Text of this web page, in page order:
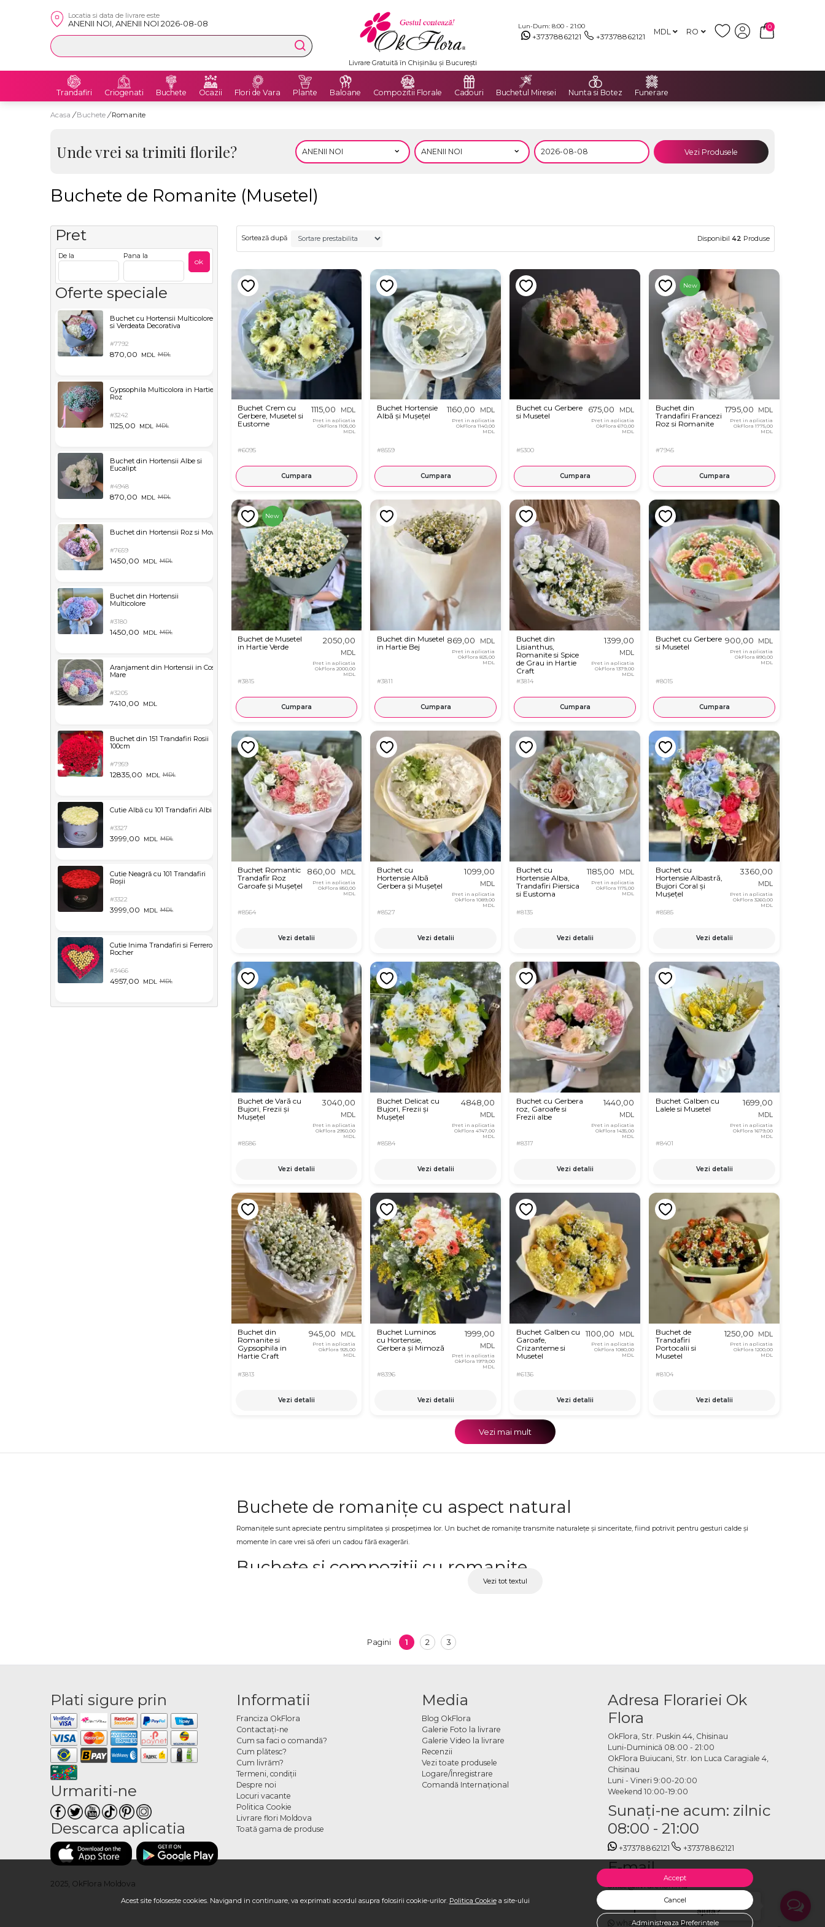
Acest site foloseste cookies. Navigand in continuare, va exprimati acordul asupra folosirii cookie-urilor. Politica Cookiea site-ului
Accept
Cancel
Administreaza Preferintele
Locatia si data de livrare este
ANENII NOI, ANENII NOI 2026-08-08 Lun-Dum: 8:00 - 21:00
+37378862121 +37378862121 MDL RO
0
Livrare Gratuită în Chișinău și București
Trandafiri Criogenati Buchete Ocazii Flori de Vara Plante Baloane Compozitii Florale Cadouri Buchetul Miresei Nunta si Botez Funerare
Acasa / Buchete / Romanite
Unde vrei sa trimiti florile? Vezi Produsele
Buchete de Romanite (Musetel)
Pret
De la Pana la
ok
Oferte speciale
Buchet cu Hortensii Multicolore
si Verdeata Decorativa
#7792
870,00 MDL MDL
Gypsophila Multicolora in Hartie
Roz
#3242
1125,00 MDL MDL
Buchet din Hortensii Albe si
Eucalipt
#4948
870,00 MDL MDL
Buchet din Hortensii Roz si Mov
#7659
1450,00 MDL MDL
Buchet din Hortensii
Multicolore
#3180
1450,00 MDL MDL
Aranjament din Hortensii in Cos
Mare
#3205
7410,00 MDL
Buchet din 151 Trandafiri Rosii
100cm
#7959
12835,00 MDL MDL
Cutie Albă cu 101 Trandafiri Albi
#3327
3999,00 MDL MDL
Cutie Neagră cu 101 Trandafiri
Roșii
#3322
3999,00 MDL MDL
Cutie Inima Trandafiri si Ferrero
Rocher
#3466
4957,00 MDL MDL
Sortează după Disponibil 42 Produse
Buchet Crem cu
Gerbere, Musetel si
Eustome
#6095
1115,00 MDL
Pret in aplicatia
OkFlora 1105,00
MDL
Cumpara
Buchet Hortensie
Albă și Mușețel
#8559
1160,00 MDL
Pret in aplicatia
OkFlora 1140,00
MDL
Cumpara
Buchet cu Gerbere
si Musetel
#5300
675,00 MDL
Pret in aplicatia
OkFlora 670,00
MDL
Cumpara
New
Buchet din
Trandafiri Francezi
Roz si Romanite
#7945
1795,00 MDL
Pret in aplicatia
OkFlora1775,00
MDL
Cumpara
New
Buchet de Musetel
in Hartie Verde
#3815
2050,00
MDL
Pret in aplicatia
OkFlora 2000,00
MDL
Cumpara
Buchet din Musetel
in Hartie Bej
#3811
869,00 MDL
Pret in aplicatia
OkFlora 825,00
MDL
Cumpara
Buchet din
Lisianthus,
Romanite si Spice
de Grau in Hartie
Craft
#3814
1399,00
MDL
Pret in aplicatia
OkFlora 1379,00
MDL
Cumpara
Buchet cu Gerbere
si Musetel
#8015
900,00 MDL
Pret in aplicatia
OkFlora890,00
MDL
Cumpara
Buchet Romantic
Trandafir Roz
Garoafe și Mușețel
#8564
860,00 MDL
Pret in aplicatia
OkFlora 850,00
MDL
Vezi detalii
Buchet cu
Hortensie Albă
Gerbera și Mușețel
#8527
1099,00
MDL
Pret in aplicatia
OkFlora 1089,00
MDL
Vezi detalii
Buchet cu
Hortensie Alba,
Trandafiri Piersica
si Eustoma
#8135
1185,00 MDL
Pret in aplicatia
OkFlora 1175,00
MDL
Vezi detalii
Buchet cu
Hortensie Albastră,
Bujori Coral și
Mușețel
#8585
3360,00
MDL
Pret in aplicatia
OkFlora3260,00
MDL
Vezi detalii
Buchet de Vară cu
Bujori, Frezii și
Mușețel
#8586
3040,00
MDL
Pret in aplicatia
OkFlora 2950,00
MDL
Vezi detalii
Buchet Delicat cu
Bujori, Frezii și
Mușețel
#8584
4848,00
MDL
Pret in aplicatia
OkFlora 4747,00
MDL
Vezi detalii
Buchet cu Gerbera
roz, Garoafe si
Frezii albe
#8317
1440,00
MDL
Pret in aplicatia
OkFlora 1435,00
MDL
Vezi detalii
Buchet Galben cu
Lalele si Musetel
#8401
1699,00
MDL
Pret in aplicatia
OkFlora1679,00
MDL
Vezi detalii
Buchet din
Romanite si
Gypsophila in
Hartie Craft
#3813
945,00 MDL
Pret in aplicatia
OkFlora 925,00
MDL
Vezi detalii
Buchet Luminos
cu Hortensie,
Gerbera și Mimoză
#8396
1999,00
MDL
Pret in aplicatia
OkFlora 1979,00
MDL
Vezi detalii
Buchet Galben cu
Garoafe,
Crizanteme si
Musetel
#6136
1100,00 MDL
Pret in aplicatia
OkFlora 1080,00
MDL
Vezi detalii
Buchet de
Trandafiri
Portocalii si
Musetel
#8104
1250,00 MDL
Pret in aplicatia
OkFlora1200,00
MDL
Vezi detalii
Vezi mai mult
Buchete de romanițe cu aspect natural
Romanițele sunt apreciate pentru simplitatea și prospețimea lor. Un buchet de romanițe transmite naturalețe și sinceritate, fiind potrivit pentru gesturi calde și
momente în care vrei să oferi un cadou fără exagerări.
Buchete și compoziții cu romanițe
Buchetele de romanițe sunt potrivite pentru aniversări, surprize spontane sau gesturi de apreciere. Datorită aspectului lor simplu și luminos, aceste flori se adaptează
data și intervalul selectat.
Vezi tot textul
Pagini 1 2 3
Plati sigure prin
Urmariti-ne
Descarca aplicatia
2025, OkFlora Moldova
Informatii
Franciza OkFlora
Contactaţi-ne
Cum sa faci o comandă?
Cum plătesc?
Cum livrăm?
Termeni, condiţii
Despre noi
Locuri vacante
Politica Cookie
Livrare flori Moldova
Toată gama de produse
Media
Blog OkFlora
Galerie Foto la livrare
Galerie Video la livrare
Recenzii
Vezi toate produsele
Logare/Înregistrare
Comandă Internațional
Adresa Florariei Ok
Flora
OkFlora, Str. Puskin 44, Chisinau
Luni-Duminică 08:00 - 21:00
OkFlora Buiucani, Str. Ion Luca Caragiale 4,
Chisinau
Luni - Vineri 9:00-20:00
Weekend 10:00-19:00
Sunaţi-ne acum: zilnic
08:00 - 21:00
+37378862121 +37378862121
E-mail
office@livrareflori.md
Ne puteți contacta:
whatsapp, messenger
Salut, cu ce te putem
ajuta?